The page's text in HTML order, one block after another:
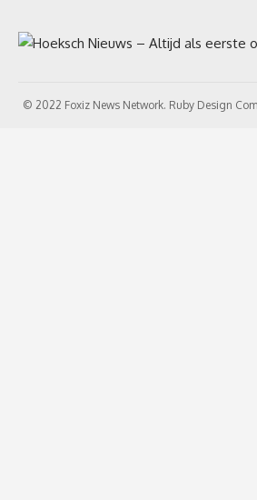
© 2022 Foxiz News Network. Ruby Design